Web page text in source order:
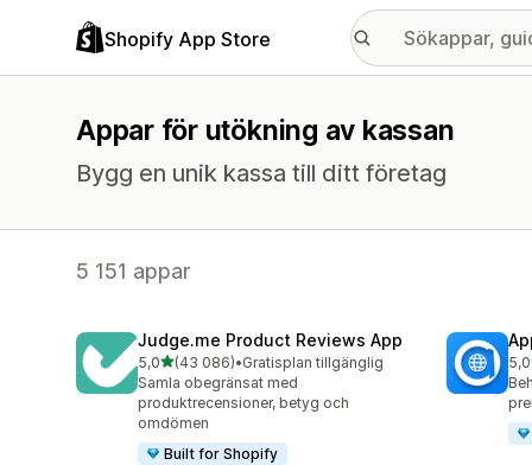
Shopify App Store
Appar för utökning av kassan
Bygg en unik kassa till ditt företag
5 151 appar
Judge.me Product Reviews App
5,0av 5 stjärnor
(43 086)
43086 recensioner totalt
•Gratisplan tillgänglig
Samla obegränsat med
produktrecensioner, betyg och
omdömen
Built for Shopify
5,0